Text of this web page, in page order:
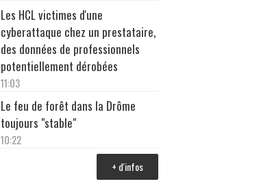
Les HCL victimes d'une
cyberattaque chez un prestataire,
des données de professionnels
potentiellement dérobées
11:03
Le feu de forêt dans la Drôme
toujours "stable"
10:22
+ d'infos